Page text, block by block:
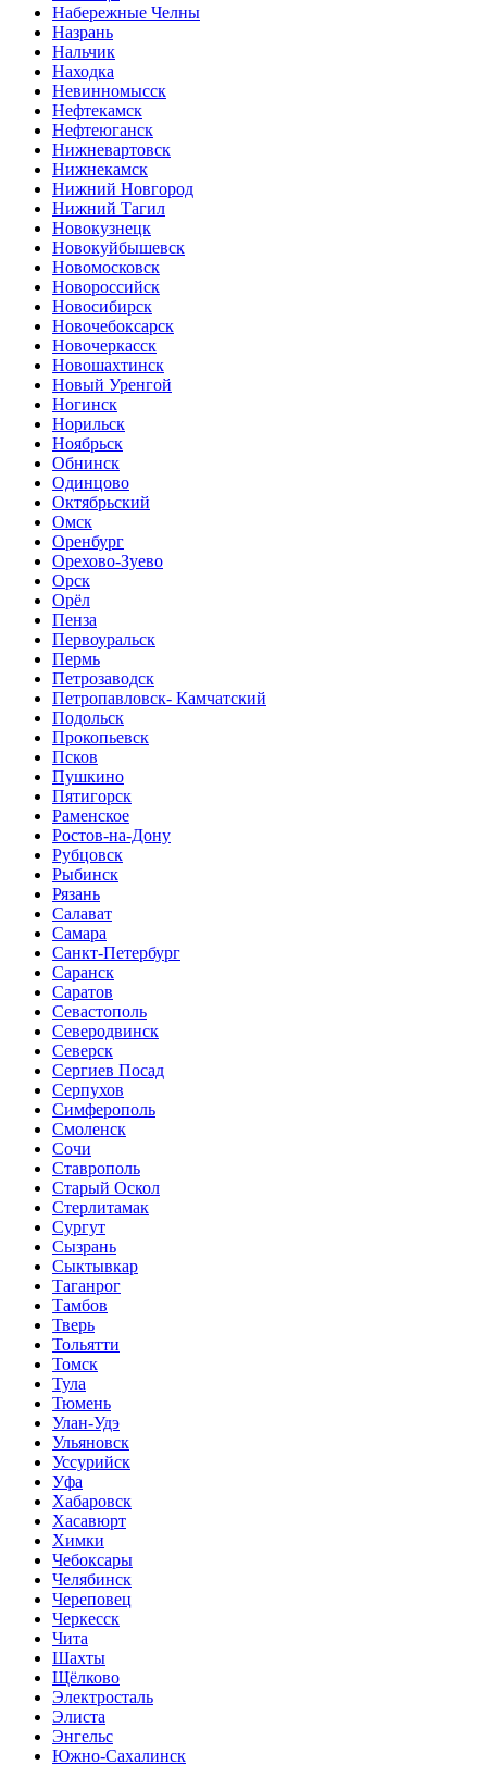
Набережные Челны
Назрань
Нальчик
Находка
Невинномысск
Нефтекамск
Нефтеюганск
Нижневартовск
Нижнекамск
Нижний Новгород
Нижний Тагил
Новокузнецк
Новокуйбышевск
Новомосковск
Новороссийск
Новосибирск
Новочебоксарск
Новочеркасск
Новошахтинск
Новый Уренгой
Ногинск
Норильск
Ноябрьск
Обнинск
Одинцово
Октябрьский
Омск
Оренбург
Орехово-Зуево
Орск
Орёл
Пенза
Первоуральск
Пермь
Петрозаводск
Петропавловск- Камчатский
Подольск
Прокопьевск
Псков
Пушкино
Пятигорск
Раменское
Ростов-на-Дону
Рубцовск
Рыбинск
Рязань
Салават
Самара
Санкт-Петербург
Саранск
Саратов
Севастополь
Северодвинск
Северск
Сергиев Посад
Серпухов
Симферополь
Смоленск
Сочи
Ставрополь
Старый Оскол
Стерлитамак
Сургут
Сызрань
Сыктывкар
Таганрог
Тамбов
Тверь
Тольятти
Томск
Тула
Тюмень
Улан-Удэ
Ульяновск
Уссурийск
Уфа
Хабаровск
Хасавюрт
Химки
Чебоксары
Челябинск
Череповец
Черкесск
Чита
Шахты
Щёлково
Электросталь
Элиста
Энгельс
Южно-Сахалинск